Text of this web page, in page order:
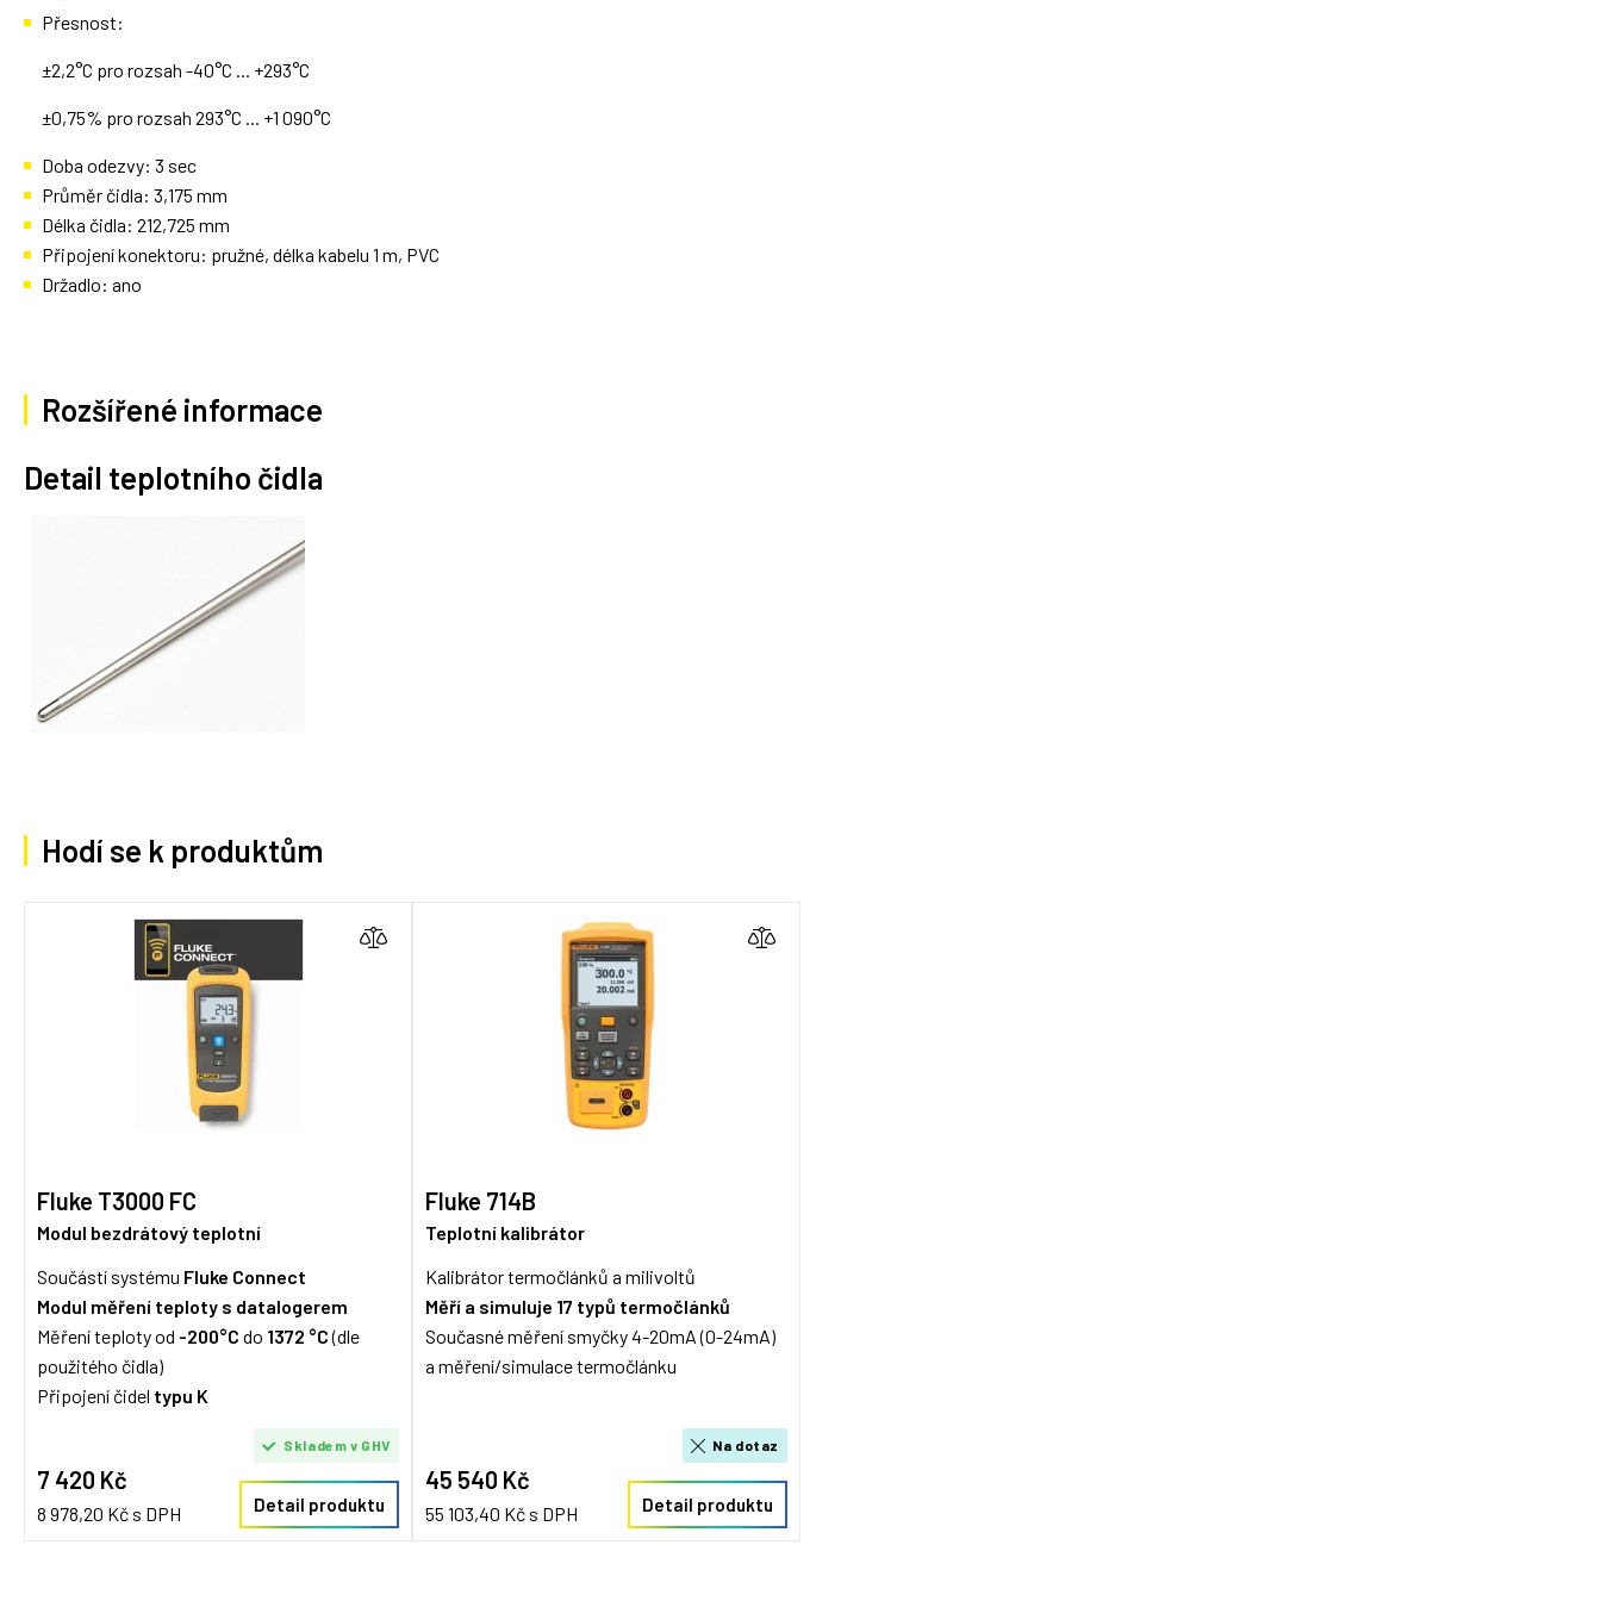
Přesnost:
±2,2°C pro rozsah -40°C ... +293°C
±0,75% pro rozsah 293°C ... +1 090°C
Doba odezvy: 3 sec
Průměr čidla: 3,175 mm
Délka čidla: 212,725 mm
Připojení konektoru: pružné, délka kabelu 1 m, PVC
Držadlo: ano
Rozšířené informace
Detail teplotního čidla
Hodí se k produktům
Fluke T3000 FC
Modul bezdrátový teplotní
Součástí systému Fluke Connect
Modul měření teploty s datalogerem
Měření teploty od -200°C do 1372 °C(dle
použitého čidla)
Připojení čidel typu K
7 420 Kč
8 978,20 Kč s DPH
Skladem v GHV
Detail produktu
Fluke 714B
Teplotní kalibrátor
Kalibrátor termočlánků a milivoltů
Měří a simuluje 17 typů termočlánků
Současné měření smyčky 4-20mA (0-24mA)
a měření/simulace termočlánku
45 540 Kč
55 103,40 Kč s DPH
Na dotaz
Detail produktu